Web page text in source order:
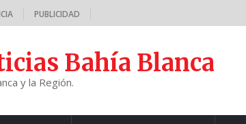
PUBLICIDAD
Bahía Blanca
y la Región.